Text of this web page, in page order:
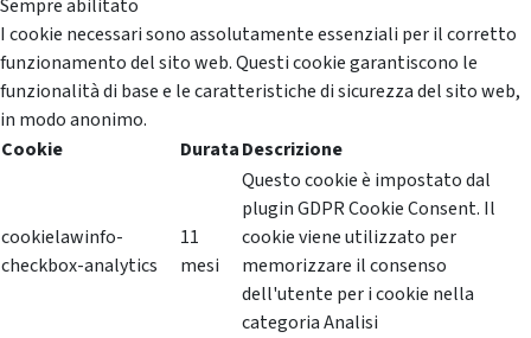
Sempre abilitato
I cookie necessari sono assolutamente essenziali per il corretto
funzionamento del sito web. Questi cookie garantiscono le
funzionalità di base e le caratteristiche di sicurezza del sito web,
in modo anonimo.
Cookie
DurataDescrizione
cookielawinfo-
checkbox-analytics
11
mesi
Questo cookie è impostato dal
plugin GDPR Cookie Consent. Il
cookie viene utilizzato per
memorizzare il consenso
dell'utente per i cookie nella
categoria Analisi